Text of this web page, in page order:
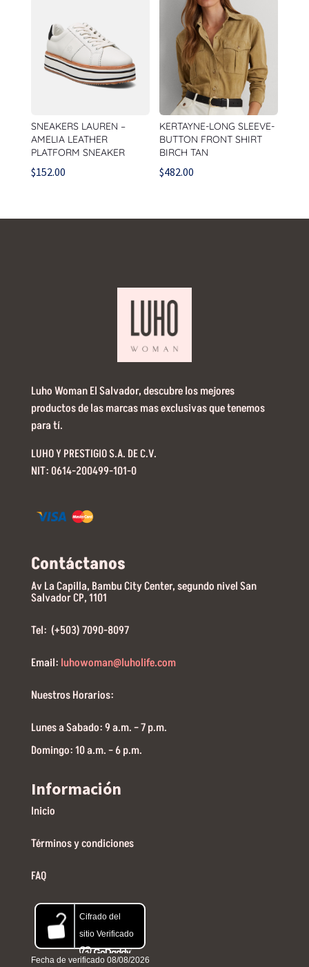
SNEAKERS LAUREN –
AMELIA LEATHER
PLATFORM SNEAKER
$152.00
KERTAYNE-LONG SLEEVE-
BUTTON FRONT SHIRT
BIRCH TAN
$482.00
Luho Woman El Salvador, descubre los mejores
productos de las marcas mas exclusivas que tenemos
para tí.
LUHO Y PRESTIGIO S.A. DE C.V.
NIT: 0614-200499-101-0
Contáctanos
Av La Capilla, Bambu City Center, segundo nivel San
Salvador CP, 1101
Tel: (+503) 7090-8097
Email: luhowoman@luholife.com
Nuestros Horarios:
Lunes a Sabado: 9 a.m. – 7 p.m.
Domingo: 10 a.m. – 6 p.m.
Información
Inicio
Términos y condiciones
FAQ